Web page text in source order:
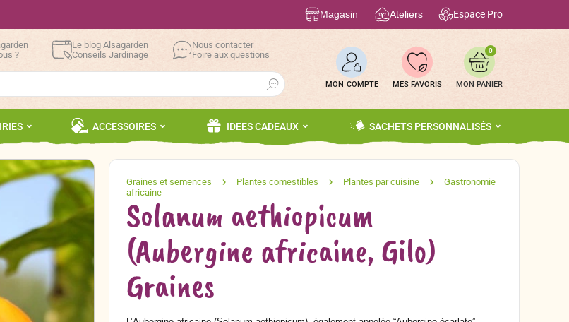
Magasin Ateliers Espace Pro
?
Le blog Alsagarden
Conseils Jardinage
Nous contacter
Foire aux questions
Search Button
MON COMPTE MES FAVORIS
0
ACCESSOIRES IDEES CADEAUX SACHETS PERSONNALISÉS
Solanum aethiopicum
(Aubergine africaine, Gilo)
Graines